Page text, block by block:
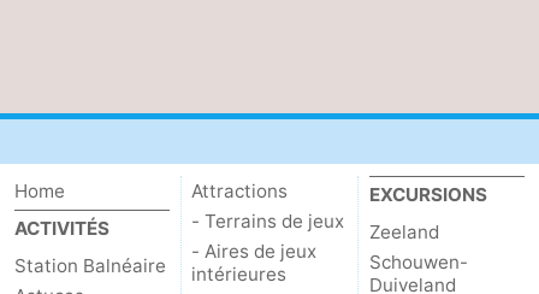
Home
ACTIVITÉS
Station Balnéaire
Attractions
- Terrains de jeux
- Aires de jeux
intérieures
EXCURSIONS
Zeeland
Schouwen-
Duiveland